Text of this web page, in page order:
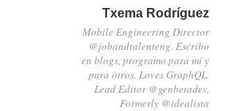
Txema Rodríguez
Mobile Engineering Director
@jobandtalenteng. Escribo
en blogs, programo para mí y
para otros. Loves GraphQL.
Lead Editor @genbetadev.
Formerly @idealista